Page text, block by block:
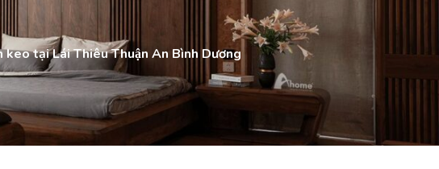
keo tại Lái Thiêu Thuận An Bình Dương